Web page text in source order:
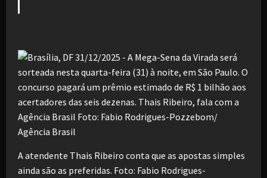
A atendente Thais Ribeiro conta que as apostas simples
ainda são as preferidas. Foto: Fabio Rodrigues-